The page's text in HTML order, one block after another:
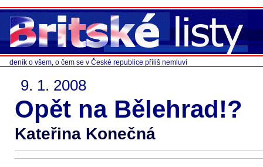
deník o všem, o čem se v České republice příliš nemluví
9. 1. 2008
Opět na Bělehrad!?
Kateřina Konečná